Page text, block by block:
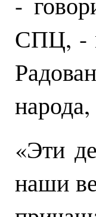
СПЦ, -
«Эти
наши